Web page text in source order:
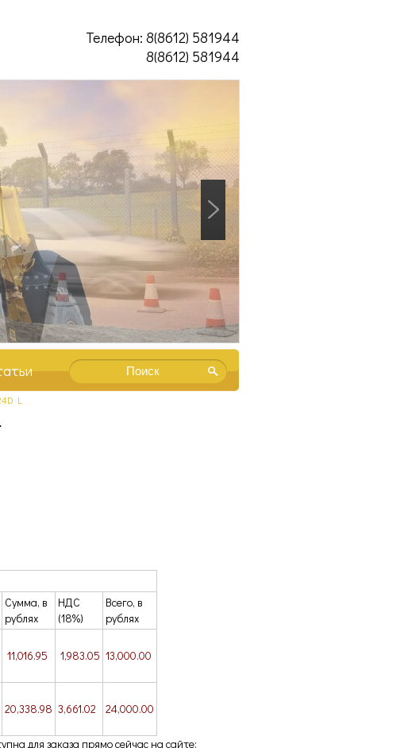
Телефон: 8(8612) 581944
8(8612) 581944
L
Сумма, в
рублях
НДС
(18%)
Всего, в
рублях
11,016.95 1,983.05 13,000.00
20,338.98 3,661.02 24,000.00
для заказа прямо сейчас на сайте: